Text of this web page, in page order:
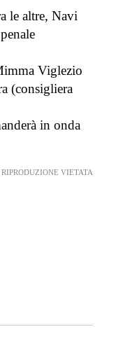
le altre, Navi
Viglezio
(consigliera
in onda
RIPRODUZIONE VIETATA